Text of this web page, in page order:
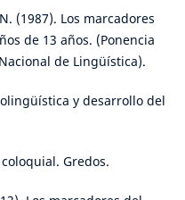
(1987). Los marcadores
de 13 años. (Ponencia
de Lingüística).
y desarrollo del
Gredos.